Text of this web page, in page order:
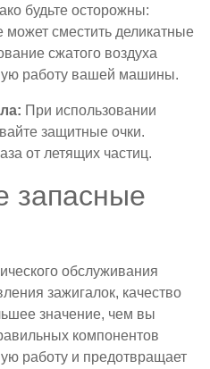
будьте осторожны:
сместить деликатные
сжатого воздуха
работу вашей машины.
При использовании
защитные очки.
от летящих частиц.
запасные
обслуживания
зажигалок, качество
значение, чем вы
компонентов
работу и предотвращает